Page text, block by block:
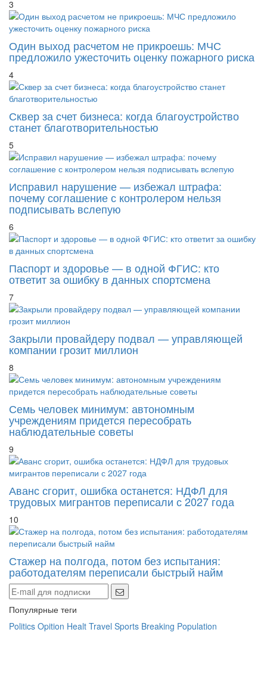
3
Один выход расчетом не прикроешь: МЧС
предложило ужесточить оценку пожарного риска
4
Сквер за счет бизнеса: когда благоустройство
станет благотворительностью
5
Исправил нарушение — избежал штрафа:
почему соглашение с контролером нельзя
подписывать вслепую
6
Паспорт и здоровье — в одной ФГИС: кто
ответит за ошибку в данных спортсмена
7
Закрыли провайдеру подвал — управляющей
компании грозит миллион
8
Семь человек минимум: автономным
учреждениям придется пересобрать
наблюдательные советы
9
Аванс сгорит, ошибка останется: НДФЛ для
трудовых мигрантов переписали с 2027 года
10
Стажер на полгода, потом без испытания:
работодателям переписали быстрый найм
Популярные теги
Politics Opition Healt Travel Sports Breaking Population